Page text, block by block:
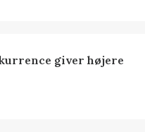
giver højere